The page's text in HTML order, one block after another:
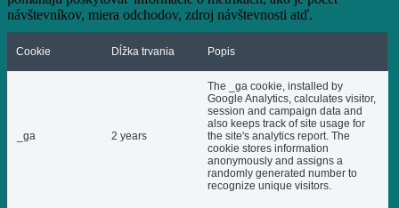
návštevníkov, miera odchodov, zdroj návštevnosti atď.
Cookie Dĺžka trvania Popis
_ga 2 years
The _ga cookie, installed by
Google Analytics, calculates visitor,
session and campaign data and
also keeps track of site usage for
the site's analytics report. The
cookie stores information
anonymously and assigns a
randomly generated number to
recognize unique visitors.